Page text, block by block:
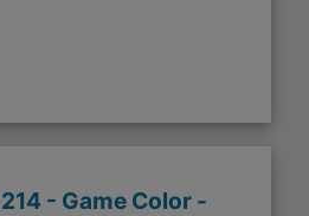
- Game Color -